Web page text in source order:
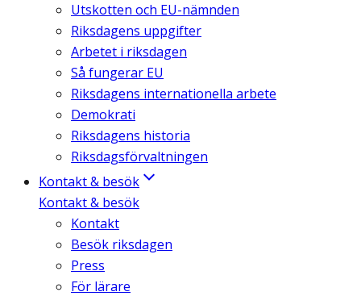
Utskotten och EU-nämnden
Riksdagens uppgifter
Arbetet i riksdagen
Så fungerar EU
Riksdagens internationella arbete
Demokrati
Riksdagens historia
Riksdagsförvaltningen
Kontakt & besök
Kontakt & besök
Kontakt
Besök riksdagen
Press
För lärare